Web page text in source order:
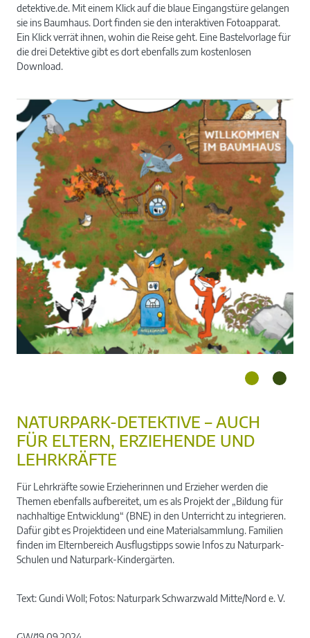
detektive.de. Mit einem Klick auf die blaue Eingangstüre gelangen
sie ins Baumhaus. Dort finden sie den interaktiven Fotoapparat.
Ein Klick verrät ihnen, wohin die Reise geht. Eine Bastelvorlage für
die drei Detektive gibt es dort ebenfalls zum kostenlosen
Download.
NATURPARK-DETEKTIVE – AUCH
FÜR ELTERN, ERZIEHENDE UND
LEHRKRÄFTE
Für Lehrkräfte sowie Erzieherinnen und Erzieher werden die
Themen ebenfalls aufbereitet, um es als Projekt der „Bildung für
nachhaltige Entwicklung“ (BNE) in den Unterricht zu integrieren.
Dafür gibt es Projektideen und eine Materialsammlung. Familien
finden im Elternbereich Ausflugstipps sowie Infos zu Naturpark-
Schulen und Naturpark-Kindergärten.
Text: Gundi Woll; Fotos: Naturpark Schwarzwald Mitte/Nord e. V.